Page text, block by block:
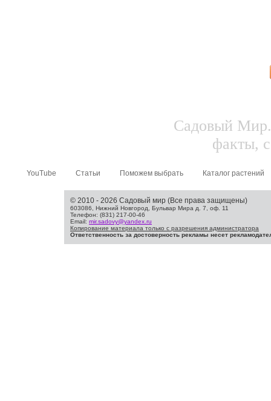
Садовый Мир.
факты,
YouTube Статьи Поможем выбрать Каталог растений
© 2010 - 2026 Садовый мир (Все права защищены)
603086, Нижний Новгород, Бульвар Мира д. 7, оф. 11
Телефон: (831) 217-00-46
Email: mir.sadovy@yandex.ru
Копирование материала только с разрешения администратора
Ответственность за достоверность рекламы несет